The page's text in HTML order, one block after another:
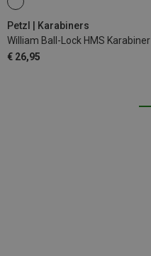
Petzl | Karabiners
William Ball-Lock HMS Karabiner
€ 26,95
BALL-LOCK